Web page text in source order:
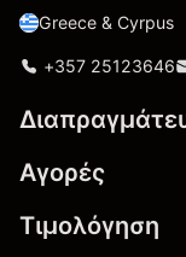
Greece & Cyrpus
+357 25123646
Αγορές
Τιμολόγηση